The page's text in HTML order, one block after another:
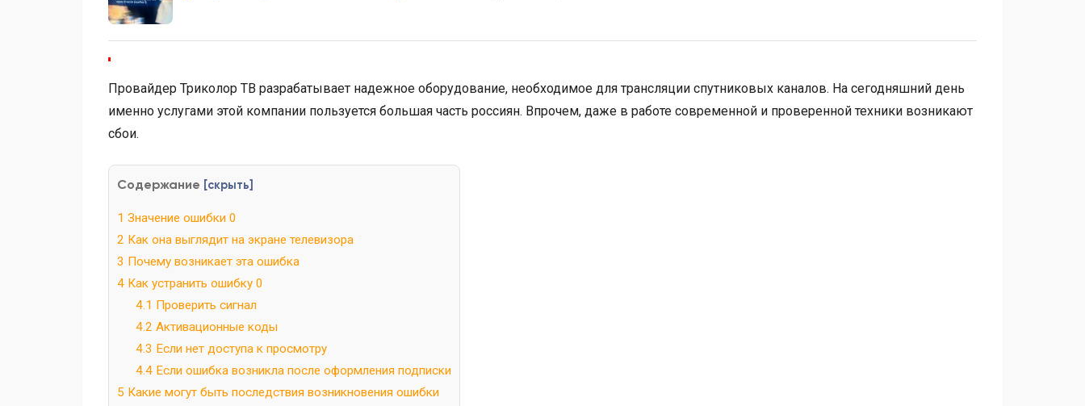
Провайдер Триколор ТВ разрабатывает надежное оборудование, необходимое для трансляции спутниковых каналов. На сегодняшний день
именно услугами этой компании пользуется большая часть россиян. Впрочем, даже в работе современной и проверенной техники возникают
сбои.
Содержание [скрыть]
1 Значение ошибки 0
2 Как она выглядит на экране телевизора
3 Почему возникает эта ошибка
4 Как устранить ошибку 0
4.1 Проверить сигнал
4.2 Активационные коды
4.3 Если нет доступа к просмотру
4.4Если ошибка возникла после оформления подписки
5 Какие могут быть последствия возникновения ошибки